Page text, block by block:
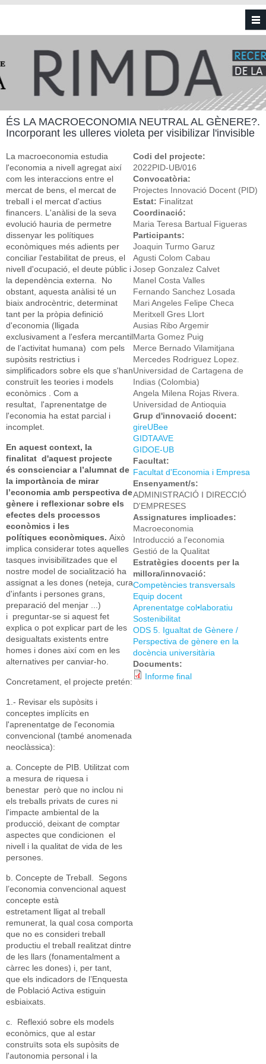
Vés al contingut
ÉS LA MACROECONOMIA NEUTRAL AL GÈNERE?.
Incorporant les ulleres violeta per visibilizar l'invisible
La macroeconomia estudia
l'economia a nivell agregat així
com les interaccions entre el
mercat de bens, el mercat de
treball i el mercat d'actius
financers. L'anàlisi de la seva
evolució hauria de permetre
dissenyar les polítiques
econòmiques més adients per
conciliar l'estabilitat de preus, el
nivell d'ocupació, el deute públic i
la dependència externa. No
obstant, aquesta anàlisi té un
biaix androcèntric, determinat
tant per la pròpia definició
d'economia (lligada
exclusivament a l'esfera mercantil
de l’activitat humana) com pels
supòsits restrictius i
simplificadors sobre els que s'han
construït les teories i models
econòmics . Com a
resultat, l'aprenentatge de
l'economia ha estat parcial i
incomplet.
En aquest context, la
finalitat d'aquest projecte
és conscienciar a l’alumnat de
la importància de mirar
l’economia amb perspectiva de
gènere i reflexionar sobre els
efectes dels processos
econòmics i les
polítiques econòmiques. Això
implica considerar totes aquelles
tasques invisibilitzades que el
nostre model de socialització ha
assignat a les dones (neteja, cura
d'infants i persones grans,
preparació del menjar ...)
i preguntar-se si aquest fet
explica o pot explicar part de les
desigualtats existents entre
homes i dones així com en les
alternatives per canviar-ho.
Concretament, el projecte pretén:
1.- Revisar els supòsits i
conceptes implícits en
l'aprenentatge de l'economia
convencional (també anomenada
neoclàssica):
a. Concepte de PIB. Utilitzat com
a mesura de riquesa i
benestar però que no inclou ni
els treballs privats de cures ni
l'impacte ambiental de la
producció, deixant de comptar
aspectes que condicionen el
nivell i la qualitat de vida de les
persones.
b. Concepte de Treball. Segons
l’economia convencional aquest
concepte està
estretament lligat al treball
remunerat, la qual cosa comporta
que no es consideri treball
productiu el treball realitzat dintre
de les llars (fonamentalment a
càrrec les dones) i, per tant,
que els indicadors de l’Enquesta
de Població Activa estiguin
esbiaixats.
c. Reflexió sobre els models
econòmics, que al estar
construïts sota els supòsits de
l'autonomia personal i la
Codi del projecte:
2022PID-UB/016
Convocatòria:
Projectes Innovació Docent (PID)
Estat: Finalitzat
Coordinació:
Maria Teresa Bartual Figueras
Participants:
Joaquin Turmo Garuz
Agusti Colom Cabau
Josep Gonzalez Calvet
Manel Costa Valles
Fernando Sanchez Losada
Mari Angeles Felipe Checa
Meritxell Gres Llort
Ausias Ribo Argemir
Marta Gomez Puig
Merce Bernado Vilamitjana
Mercedes Rodriguez Lopez.
Universidad de Cartagena de
Indias (Colombia)
Angela Milena Rojas Rivera.
Universidad de Antioquia
Grup d'innovació docent:
gireUBee
GIDTAAVE
GIDOE-UB
Facultat:
Facultat d'Economia i Empresa
Ensenyament/s:
ADMINISTRACIÓ I DIRECCIÓ
D'EMPRESES
Assignatures implicades:
Macroeconomia
Introducció a l'economia
Gestió de la Qualitat
Estratègies docents per la
millora/innovació:
Competències transversals
Equip docent
Aprenentatge col•laboratiu
Sostenibilitat
ODS 5. Igualtat de Gènere /
Perspectiva de gènere en la
docència universitària
Documents:
Informe final